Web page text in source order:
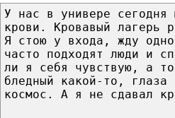
У нас в универе сегодня
крови. Кровавый лагерь
Я стою у входа, жду
часто подходят люди и
ли я себя чувствую, а
бледный какой-то, глаза
космос. А я не сдавал